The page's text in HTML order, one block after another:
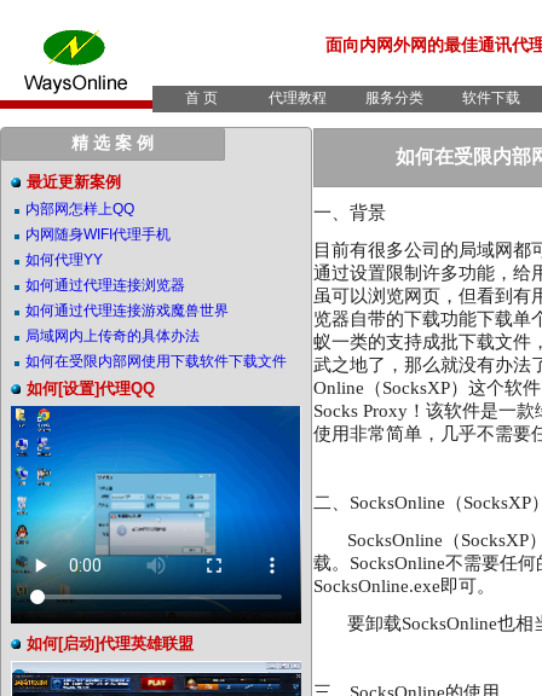
面向内网外网的最佳通讯代
首 页 代理教程 服务分类 软件下载
精 选 案 例
最近更新案例
内部网怎样上QQ
内网随身WIFI代理手机
如何代理YY
如何通过代理连接浏览器
如何通过代理连接游戏魔兽世界
局域网内上传奇的具体办法
如何在受限内部网使用下载软件下载文件
如何[设置]代理QQ
如何[启动]代理英雄联盟
如何在受限内部
一、背景
目前有很多公司的局域网都
通过设置限制许多功能，给
虽可以浏览网页，但看到有
览器自带的下载功能下载单
蚁一类的支持成批下载文件
武之地了，那么就没有办法
Online （SocksXP） 这个软
Socks Proxy！该软件是一款
使用非常简单，几乎不需要
二、 SocksOnline（SocksXP
SocksOnline（SocksXP
载。SocksOnline不需要任
SocksOnline.exe即可。
要卸载SocksOnline也